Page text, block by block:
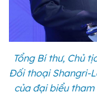
Tổng Bí thư, Chủ
Đối thoại Shangri-
của đại biểu